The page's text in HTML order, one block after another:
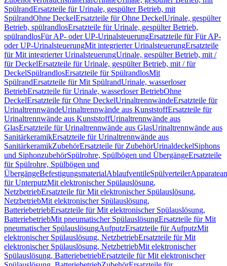
SpülrandErsatzteile für Urinale, gespülter Betrieb, mit
SpülrandOhne DeckelErsatzteile für Ohne DeckelUrinale, gespülter
Betrieb, spülrandlosErsatzteile für Urinale, gespülter Betrieb,
spülrandlosFür AP- oder UP-UrinalsteuerungErsatzteile für Für AP-
oder UP-UrinalsteuerungMit integrierter UrinalsteuerungErsatzteile
für Mit integrierter UrinalsteuerungUrinale, gespülter Betrieb, mit /
für DeckelErsatzteile für Urinale, gespülter Betrieb, mit / für
DeckelSpülrandlosErsatzteile für SpülrandlosMit
SpülrandErsatzteile für Mit SpülrandUrinale, wasserloser
BetriebErsatzteile für Urinale, wasserloser BetriebOhne
DeckelErsatzteile für Ohne DeckelUrinaltrennwändeErsatzteile für
UrinaltrennwändeUrinaltrennwände aus KunststoffErsatzteile für
Urinaltrennwände aus KunststoffUrinaltrennwände aus
GlasErsatzteile für Urinaltrennwände aus GlasUrinaltrennwände aus
SanitärkeramikErsatzteile für Urinaltrennwände aus
SanitärkeramikZubehörErsatzteile für ZubehörUrinaldeckelSiphons
und SiphonzubehörSpülrohre, Spülbögen und ÜbergängeErsatzteile
für Spülrohre, Spülbögen und
ÜbergängeBefestigungsmaterialAblaufventileSpülverteiler
für UnterputzMit elektronischer Spülauslösung,
NetzbetriebErsatzteile für Mit elektronischer Spülauslösung,
NetzbetriebMit elektronischer Spülauslösung,
BatteriebetriebErsatzteile für Mit elektronischer Spülauslösung,
BatteriebetriebMit pneumatischer SpülauslösungErsatzteile für Mit
pneumatischer SpülauslösungAufputzErsatzteile für AufputzMit
elektronischer Spülauslösung, NetzbetriebErsatzteile für Mit
elektronischer Spülauslösung, NetzbetriebMit elektronischer
Spülauslösung, BatteriebetriebErsatzteile für Mit elektronischer